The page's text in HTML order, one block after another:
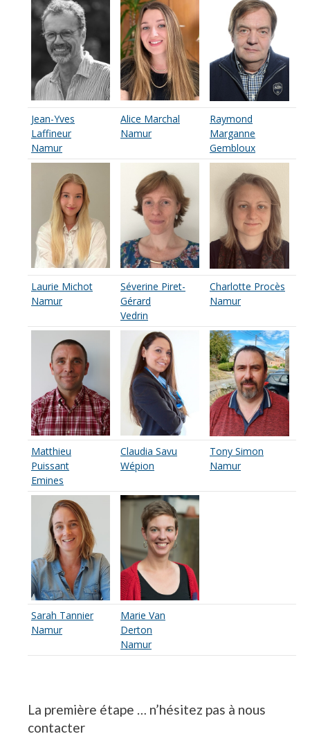
Jean-Yves
Laffineur
Namur
Alice Marchal
Namur
Raymond
Marganne
Gembloux
Laurie Michot
Namur
Séverine Piret-
Gérard
Vedrin
Charlotte Procès
Namur
Matthieu
Puissant
Emines
Claudia Savu
Wépion
Tony Simon
Namur
Sarah Tannier
Namur
Marie Van
Derton
Namur
La première étape … n’hésitez pas à nous
contacter